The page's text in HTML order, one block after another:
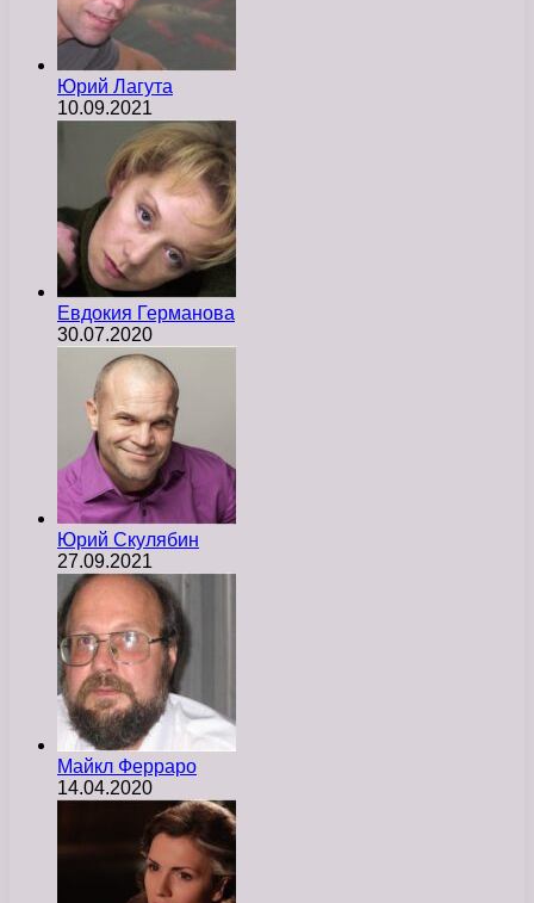
Юрий Лагута
10.09.2021
Евдокия Германова
30.07.2020
Юрий Скулябин
27.09.2021
Майкл Ферраро
14.04.2020